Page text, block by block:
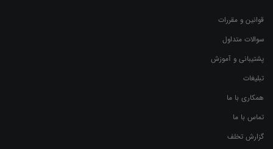
قوانین و مقررات
سوالات متداول
پشتیبانی و آموزش
تبلیغات
همکاری با ما
تماس با ما
گزارش تخلف